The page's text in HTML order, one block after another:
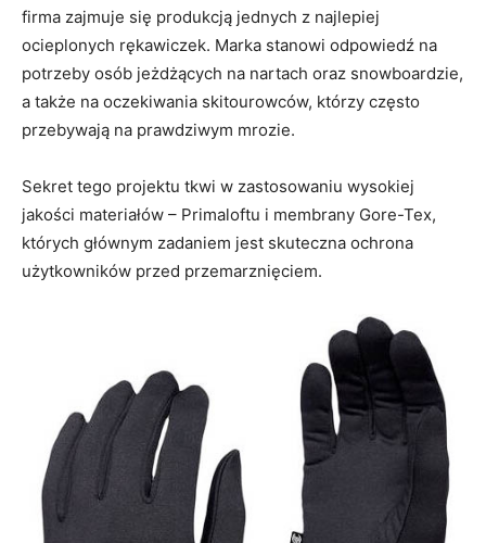
firma zajmuje się produkcją jednych z najlepiej
ocieplonych rękawiczek. Marka stanowi odpowiedź na
potrzeby osób jeżdżących na nartach oraz snowboardzie,
a także na oczekiwania skitourowców, którzy często
przebywają na prawdziwym mrozie.
Sekret tego projektu tkwi w zastosowaniu wysokiej
jakości materiałów – Primaloftu i membrany Gore-Tex,
których głównym zadaniem jest skuteczna ochrona
użytkowników przed przemarznięciem.